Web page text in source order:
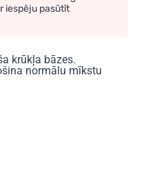
krūkļa bāzes.
normālu mīkstu
iespēju pasūtīt